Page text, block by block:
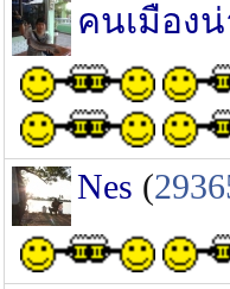
คนเมือง
Nes (